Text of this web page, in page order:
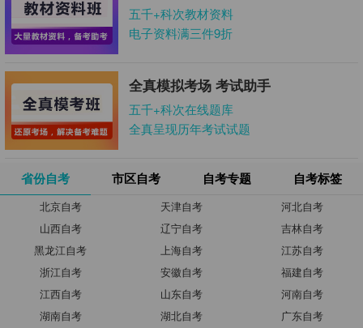
五千+科次教材资料
电子资料满三件9折
全真模拟考场 考试助手
五千+科次在线题库
全真呈现历年考试试题
省份自考 市区自考 自考专题 自考标签
北京自考 天津自考
河北自考
山西自考
辽宁自考
吉林自考
黑龙江自考
上海自考
江苏自考
浙江自考
安徽自考
福建自考
江西自考
山东自考
河南自考
湖南自考
湖北自考 广东自考